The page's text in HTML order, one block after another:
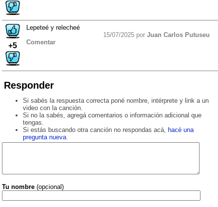
+5
Lepeteé y relecheé
15/07/2025 por Juan Carlos Putuseu
Comentar
Responder
Si sabés la respuesta correcta poné nombre, intérprete y link a un
video con la canción.
Si no la sabés, agregá comentarios o información adicional que
tengas.
Si estás buscando otra canción no respondas acá, hacé una
pregunta nueva.
Tu nombre (opcional)